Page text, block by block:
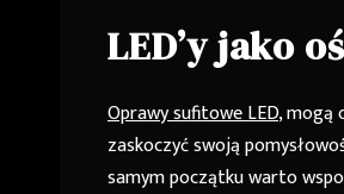
LED’y jako
Oprawy sufitowe LED, mogą
zaskoczyć swoją
samym początku warto